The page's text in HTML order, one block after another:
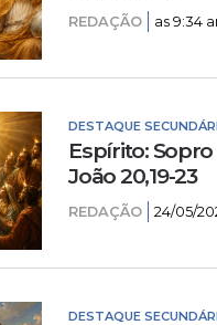
REDAÇÃO as 9:34
DESTAQUE
Espírito:
João 20,19-23
REDAÇÃO 24/05/
DESTAQUE